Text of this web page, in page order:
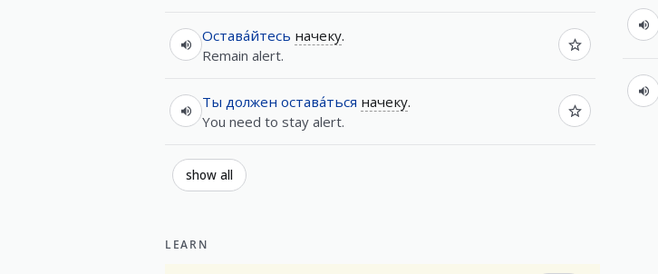
Остава́йтесь начеку.
Remain alert.
Ты должен остава́ться начеку.
You need to stay alert.
show all
LEARN